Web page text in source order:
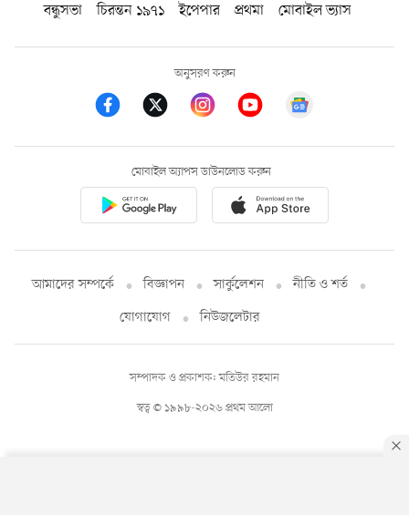
বন্ধুসভা
চিরন্তন ১৯৭১ ইপেপার প্রথমা মোবাইল ভ্যাস
অনুসরণ করুন
মোবাইল অ্যাপস ডাউনলোড করুন
আমাদের সম্পর্কে বিজ্ঞাপন সার্কুলেশন
নীতি ও শর্ত
যোগাযোগ
নিউজলেটার
স্বত্ব © ১৯৯৮-২০২৬ প্রথম আলো
সম্পাদক ও প্রকাশক: মতিউর রহমান